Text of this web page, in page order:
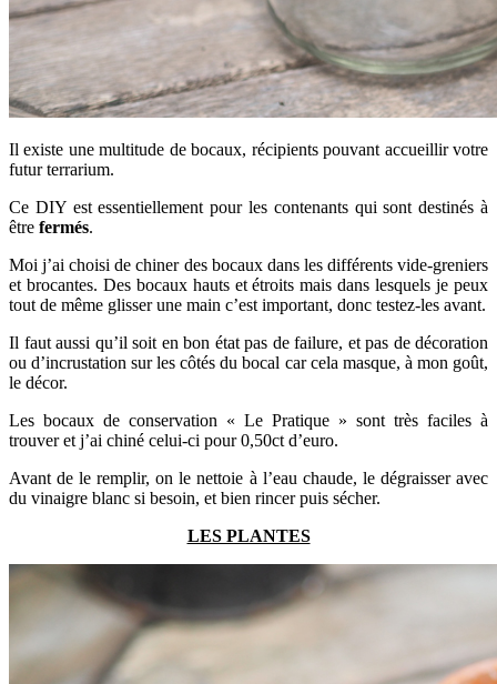
Il existe une multitude de bocaux, récipients pouvant accueillir votre
futur terrarium.
Ce DIY est essentiellement pour les contenants qui sont destinés à
être fermés.
Moi j’ai choisi de chiner des bocaux dans les différents vide-greniers
et brocantes. Des bocaux hauts et étroits mais dans lesquels je peux
tout de même glisser une main c’est important, donc testez-les avant.
Il faut aussi qu’il soit en bon état pas de failure, et pas de décoration
ou d’incrustation sur les côtés du bocal car cela masque, à mon goût,
le décor.
Les bocaux de conservation « Le Pratique » sont très faciles à
trouver et j’ai chiné celui-ci pour 0,50ct d’euro.
Avant de le remplir, on le nettoie à l’eau chaude, le dégraisser avec
du vinaigre blanc si besoin, et bien rincer puis sécher.
LES PLANTES